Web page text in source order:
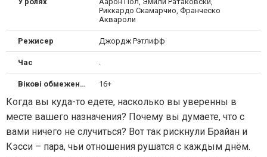
Риккардо Скамарчио, Франческо
Аквароли
Режисер Джордж Рэтлифф
Час
Вікові обмеження 16+
Когда вы куда-то едете, насколько вы уверенны в
месте вашего назначения? Почему вы думаете, что с
вами ничего не случиться? Вот так рискнули Брайан и
Кэсси – пара, чьи отношения рушатся с каждым днём.